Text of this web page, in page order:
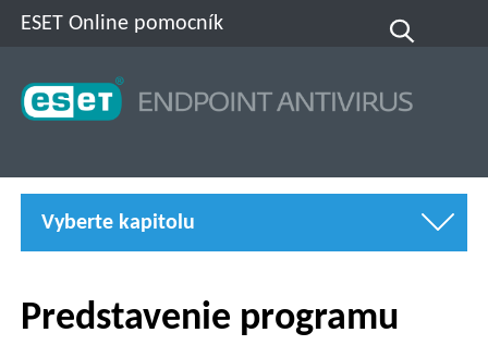
ESET Online pomocník
Vyberte kapitolu
Predstavenie programu